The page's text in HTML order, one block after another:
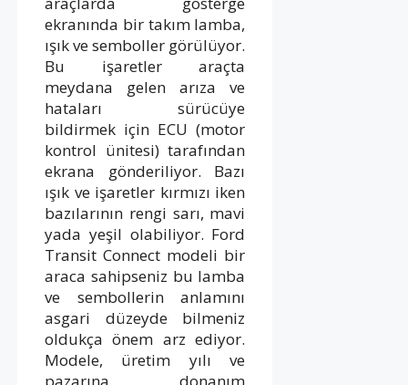
ekranında bir takım lamba,
ışık ve semboller görülüyor.
Bu işaretler araçta
meydana gelen arıza ve
hataları sürücüye
bildirmek için ECU (motor
kontrol ünitesi) tarafından
ekrana gönderiliyor. Bazı
ışık ve işaretler kırmızı iken
bazılarının rengi sarı, mavi
yada yeşil olabiliyor. Ford
Transit Connect modeli bir
araca sahipseniz bu lamba
ve sembollerin anlamını
asgari düzeyde bilmeniz
oldukça önem arz ediyor.
Modele, üretim yılı ve
pazarına, donanım